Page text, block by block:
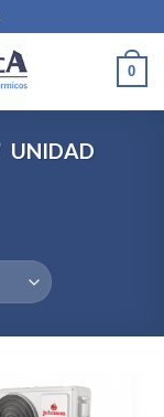
0
UNIDAD